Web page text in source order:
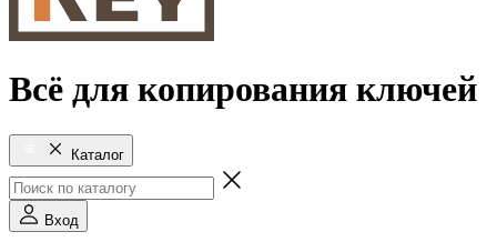
Всё для копирования ключей
Каталог
Вход